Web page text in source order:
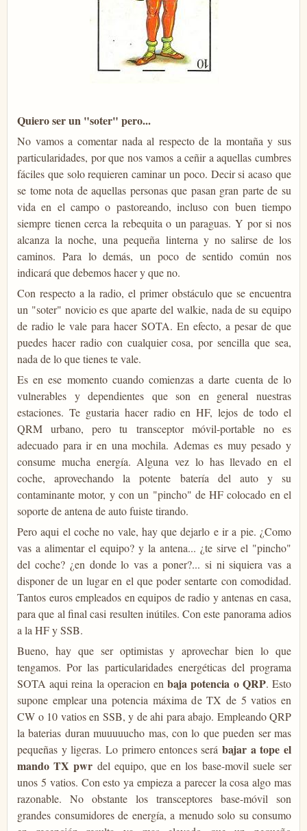
Quiero ser un "soter" pero...
No vamos a comentar nada al respecto de la montaña y sus
particularidades, por que nos vamos a ceñir a aquellas cumbres
fáciles que solo requieren caminar un poco. Decir si acaso que
se tome nota de aquellas personas que pasan gran parte de su
vida en el campo o pastoreando, incluso con buen tiempo
siempre tienen cerca la rebequita o un paraguas. Y por si nos
alcanza la noche, una pequeña linterna y no salirse de los
caminos. Para lo demás, un poco de sentido común nos
indicará que debemos hacer y que no.
Con respecto a la radio, el primer obstáculo que se encuentra
un "soter" novicio es que aparte del walkie, nada de su equipo
de radio le vale para hacer SOTA. En efecto, a pesar de que
puedes hacer radio con cualquier cosa, por sencilla que sea,
nada de lo que tienes te vale.
Es en ese momento cuando comienzas a darte cuenta de lo
vulnerables y dependientes que son en general nuestras
estaciones. Te gustaria hacer radio en HF, lejos de todo el
QRM urbano, pero tu transceptor móvil-portable no es
adecuado para ir en una mochila. Ademas es muy pesado y
consume mucha energía. Alguna vez lo has llevado en el
coche, aprovechando la potente batería del auto y su
contaminante motor, y con un "pincho" de HF colocado en el
soporte de antena de auto fuiste tirando.
Pero aqui el coche no vale, hay que dejarlo e ir a pie. ¿Como
vas a alimentar el equipo? y la antena... ¿te sirve el "pincho"
del coche? ¿en donde lo vas a poner?... si ni siquiera vas a
disponer de un lugar en el que poder sentarte con comodidad.
Tantos euros empleados en equipos de radio y antenas en casa,
para que al final casi resulten inútiles. Con este panorama adios
a la HF y SSB.
Bueno, hay que ser optimistas y aprovechar bien lo que
tengamos. Por las particularidades energéticas del programa
SOTA aqui reina la operacion enbaja potencia o QRP. Esto
supone emplear una potencia máxima de TX de 5 vatios en
CW o 10 vatios en SSB, y de ahi para abajo. Empleando QRP
la baterias duran muuuuucho mas, con lo que pueden ser mas
pequeñas y ligeras. Lo primero entonces será bajar a tope el
mando TX pwr del equipo, que en los base-movil suele ser
unos 5 vatios. Con esto ya empieza a parecer la cosa algo mas
razonable. No obstante los transceptores base-móvil son
grandes consumidores de energía, a menudo solo su consumo